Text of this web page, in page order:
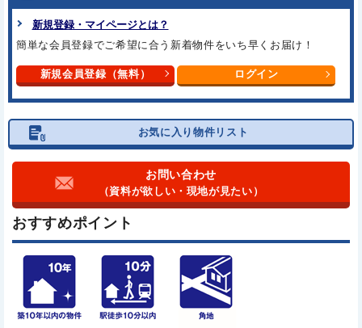
新規登録・マイページとは？
簡単な会員登録でご希望に合う 新着物件をいち早くお届け！
新規会員登録（無料） ログイン
お気に入り物件リスト
お問い合わせ
（資料が欲しい・現地が見たい）
おすすめポイント